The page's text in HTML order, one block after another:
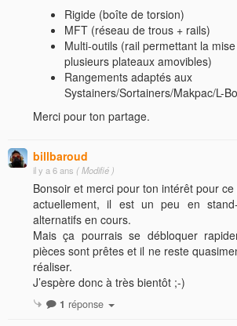
Rigide (boîte de torsion)
MFT (réseau de trous + rails)
Multi-outils (rail permettant la
plusieurs plateaux amovibles)
Rangements adaptés aux
Systainers/Sortainers/Makpac/L-
Merci pour ton partage.
billbaroud
il y a 6 ans ( Modifié )
Bonsoir et merci pour ton intérêt pour ce
actuellement, il est un peu en
alternatifs en cours.
Mais ça pourrais se débloquer
pièces sont prêtes et il ne reste
réaliser.
J’espère donc à très bientôt ;-)
1 réponse